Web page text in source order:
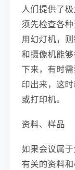
人们提供了
须先检查各
用幻灯机，
和摄像机能
下来，有时
印出来，这
或打印机。
资料、样品
如果会议属
有关的资料